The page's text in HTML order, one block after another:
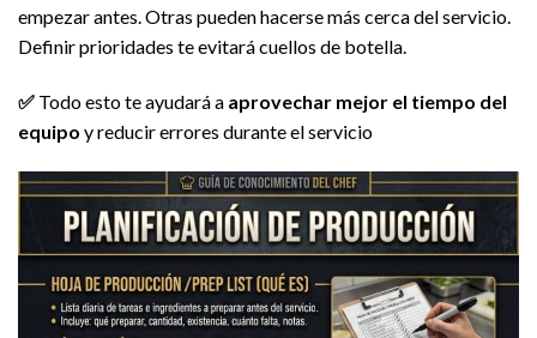
empezar antes. Otras pueden hacerse más cerca del servicio.
Definir prioridades te evitará cuellos de botella.
✅ Todo esto te ayudará a aprovechar mejor el tiempo del
equipo y reducir errores durante el servicio